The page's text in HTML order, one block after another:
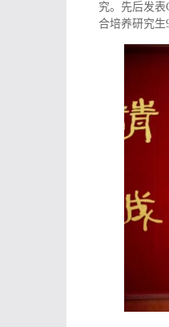
究。先后发表
合培养研究生